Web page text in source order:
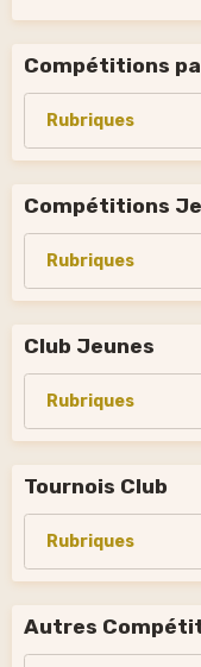
Compétitions
Compétitions
Club Jeunes
Tournois Club
Autres